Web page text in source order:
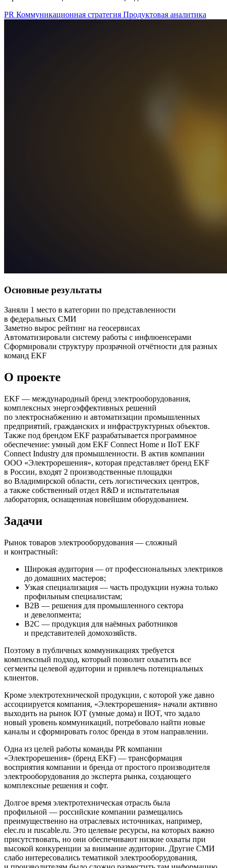
PR Коммуникационная стратегия Продуктовая аналитика
Основные результаты
Заняли 1 место в категории по представленности
в федеральных СМИ
Заметно вырос рейтинг на геосервисах
Автоматизировали систему работы с инфлюенсерами
Сформировали структуру прозрачной отчётности для разных
команд EKF
О проекте
EKF — международный бренд электрооборудования,
комплексных энергоэффективных решений
по электроснабжению и автоматизации промышленных
предприятий, гражданских и инфраструктурных объектов.
Также под брендом EKF разрабатывается программное
обеспечение: умный дом EKF Connect Home и IIoT EKF
Connect Industry для промышленности. В актив компании
ООО «Электрорешения», которая представляет бренд EKF
в России, входят 2 производственные площадки
во Владимирской области, сеть логистических центров,
а также собственный отдел R&D и испытательная
лаборатория, оснащенная новейшим оборудованием.
Задачи
Рынок товаров электрооборудования — сложный
и контрастный:
Широкая аудитория — от профессиональных электриков
до домашних мастеров;
Узкая специализация — часть продукции нужна только
профильным специалистам;
B2B — решения для промышленного сектора
и девелопмента;
B2C — продукция для наёмных работников
и представителей домохозяйств.
Поэтому в публичных коммуникациях требуется
комплексный подход, который позволит охватить все
сегменты целевой аудитории и привлечь потенциальных
клиентов.
Кроме электротехнической продукции, с которой уже давно
ассоциируется компания, «Электрорешения» начали активно
выходить на рынок IOT (умные дома) и IIOT, что задало
новый уровень коммуникаций, потребовало найти новые
каналы и сформировать голос бренда в этом направлении.
Одна из целей работы команды PR компании
«Электрорешения» (бренд EKF) — трансформация
восприятия компании и бренда от простого производителя
электрооборудования до эксперта рынка, создающего
комплексные решения и софт.
Долгое время электротехническая отрасль была
профильной — российские компании размещались
преимущественно на отраслевых источниках, например,
elec.ru и ruscable.ru. Это целевые ресурсы, на которых важно
присутствовать, но они обеспечивают низкие охваты при
высокой конкуренции за внимание аудитории. Другие СМИ
слабо интересовались тематикой электрооборудования,